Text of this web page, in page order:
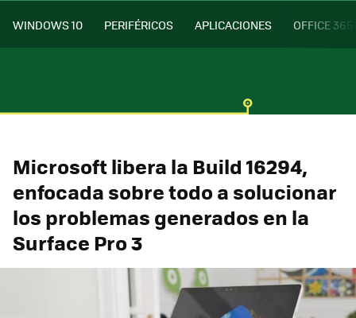
WINDOWS 10 PERIFÉRICOS APLICACIONES OFFICE 365
Microsoft libera la Build 16294,
enfocada sobre todo a solucionar
los problemas generados en la
Surface Pro 3